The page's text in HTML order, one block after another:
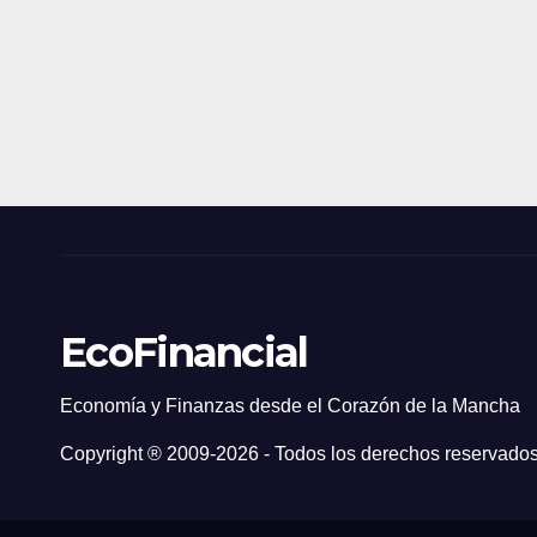
EcoFinancial
Economía y Finanzas desde el Corazón de la Mancha
Copyright ® 2009-2026 - Todos los derechos